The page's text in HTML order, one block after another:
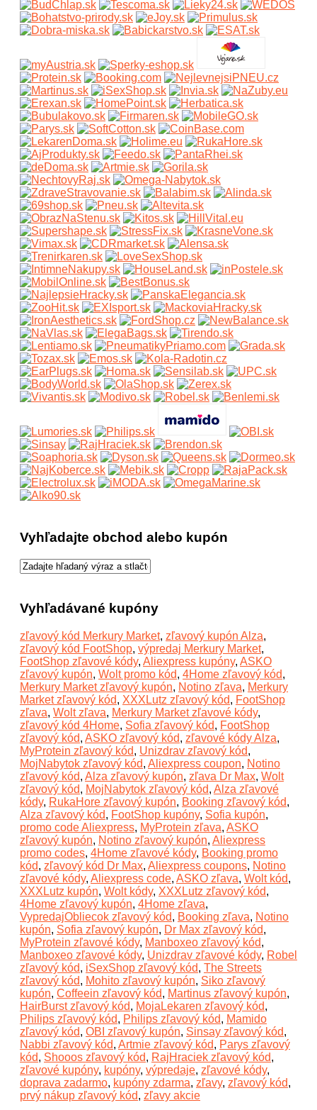
Vyhľadajte obchod alebo kupón
Vyhľadávané kupóny
zľavový kód Merkury Market, zľavový kupón Alza,
zľavový kód FootShop, výpredaj Merkury Market,
FootShop zľavové kódy, Aliexpress kupóny, ASKO
zľavový kupón, Wolt promo kód, 4Home zľavový kód,
Merkury Market zľavový kupón, Notino zľava, Merkury
Market zľavový kód, XXXLutz zľavový kód, FootShop
zľava, Wolt zľava, Merkury Market zľavové kódy,
zľavový kód 4Home, Sofia zľavový kód, FootShop
zľavový kód, ASKO zľavový kód, zľavové kódy Alza,
MyProtein zľavový kód, Unizdrav zľavový kód,
MojNabytok zľavový kód, Aliexpress coupon, Notino
zľavový kód, Alza zľavový kupón, zľava Dr Max, Wolt
zľavový kód, MojNabytok zľavový kód, Alza zľavové
kódy, RukaHore zľavový kupón, Booking zľavový kód,
Alza zľavový kód, FootShop kupóny, Sofia kupón,
promo code Aliexpress, MyProtein zľava, ASKO
zľavový kupón, Notino zľavový kupón, Aliexpress
promo codes, 4Home zľavové kódy, Booking promo
kód, zľavový kód Dr Max, Aliexpress coupons, Notino
zľavové kódy, Aliexpress code, ASKO zľava, Wolt kód,
XXXLutz kupón, Wolt kódy, XXXLutz zľavový kód,
4Home zľavový kupón, 4Home zľava,
VypredajObliecok zľavový kód, Booking zľava, Notino
kupón, Sofia zľavový kupón, Dr Max zľavový kód,
MyProtein zľavové kódy, Manboxeo zľavový kód,
Manboxeo zľavové kódy, Unizdrav zľavové kódy, Robel
zľavový kód, iSexShop zľavový kód, The Streets
zľavový kód, Mohito zľavový kupón, Siko zľavový
kupón, Coffeein zľavový kód, Martinus zľavový kupón,
HairBurst zľavový kód, MojaLekaren zľavový kód,
Philips zľavový kód, Philips zľavový kód, Mamido
zľavový kód, OBI zľavový kupón, Sinsay zľavový kód,
Nabbi zľavový kód, Artmie zľavový kód, Parys zľavový
kód, Shooos zľavový kód, RajHraciek zľavový kód,
zľavové kupóny, kupóny, výpredaje, zľavové kódy,
doprava zadarmo, kupóny zdarma, zľavy, zľavový kód,
prvý nákup zľavový kód, zľavy akcie